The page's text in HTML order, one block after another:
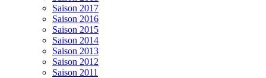
Saison 2017
Saison 2016
Saison 2015
Saison 2014
Saison 2013
Saison 2012
Saison 2011